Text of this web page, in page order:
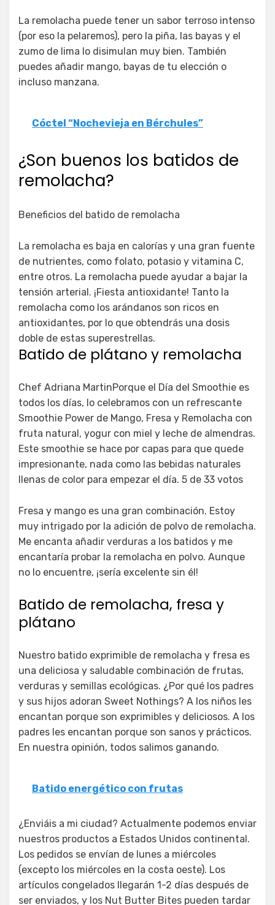
La remolacha puede tener un sabor terroso intenso
(por eso la pelaremos), pero la piña, las bayas y el
zumo de lima lo disimulan muy bien. También
puedes añadir mango, bayas de tu elección o
incluso manzana.
Cóctel “Nochevieja en Bérchules”
¿Son buenos los batidos de
remolacha?
Beneficios del batido de remolacha
La remolacha es baja en calorías y una gran fuente
de nutrientes, como folato, potasio y vitamina C,
entre otros. La remolacha puede ayudar a bajar la
tensión arterial. ¡Fiesta antioxidante! Tanto la
remolacha como los arándanos son ricos en
antioxidantes, por lo que obtendrás una dosis
doble de estas superestrellas.
Batido de plátano y remolacha
Chef Adriana MartinPorque el Día del Smoothie es
todos los días, lo celebramos con un refrescante
Smoothie Power de Mango, Fresa y Remolacha con
fruta natural, yogur con miel y leche de almendras.
Este smoothie se hace por capas para que quede
impresionante, nada como las bebidas naturales
llenas de color para empezar el día. 5 de 33 votos
Fresa y mango es una gran combinación. Estoy
muy intrigado por la adición de polvo de remolacha.
Me encanta añadir verduras a los batidos y me
encantaría probar la remolacha en polvo. Aunque
no lo encuentre, ¡sería excelente sin él!
Batido de remolacha, fresa y
plátano
Nuestro batido exprimible de remolacha y fresa es
una deliciosa y saludable combinación de frutas,
verduras y semillas ecológicas. ¿Por qué los padres
y sus hijos adoran Sweet Nothings? A los niños les
encantan porque son exprimibles y deliciosos. A los
padres les encantan porque son sanos y prácticos.
En nuestra opinión, todos salimos ganando.
Batido energético con frutas
¿Enviáis a mi ciudad? Actualmente podemos enviar
nuestros productos a Estados Unidos continental.
Los pedidos se envían de lunes a miércoles
(excepto los miércoles en la costa oeste). Los
artículos congelados llegarán 1-2 días después de
ser enviados, y los Nut Butter Bites pueden tardar